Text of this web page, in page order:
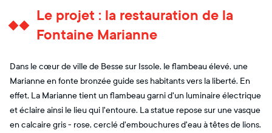
Le projet : la restauration de la
Fontaine Marianne
Dans le cœur de ville de Besse sur Issole, le flambeau élevé, une
Marianne en fonte bronzée guide ses habitants vers la liberté. En
effet, La Marianne tient un flambeau garni d'un luminaire électrique
et éclaire ainsi le lieu qui l'entoure. La statue repose sur une vasque
en calcaire gris - rose, cerclé d'embouchures d'eau à têtes de lions.